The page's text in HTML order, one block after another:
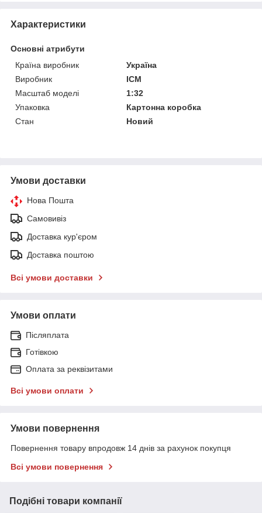
Характеристики
Основні атрибути
Країна виробник
Україна
Виробник
ICM
Масштаб моделі
1:32
Упаковка
Картонна коробка
Стан
Новий
Умови доставки
Нова Пошта
Самовивіз
Доставка кур'єром
Доставка поштою
Всі умови доставки
Умови оплати
Післяплата
Готівкою
Оплата за реквізитами
Всі умови оплати
Умови повернення
Повернення товару впродовж 14 днів за рахунок покупця
Всі умови повернення
Подібні товари компанії